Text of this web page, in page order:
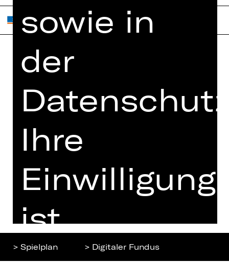
Home
Künstler*innen
Kartenkauf
Abos 26/27
Presse
Kontakt
Interner Bereich
ZVB/L
Cookies
> Spielplan > Digitaler Fundus
sowie in
der
Ihre
Einwilligung
ist